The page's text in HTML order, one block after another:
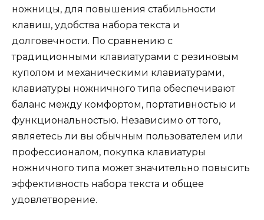
ножницы, для повышения стабильности
клавиш, удобства набора текста и
долговечности. По сравнению с
традиционными клавиатурами с резиновым
куполом и механическими клавиатурами,
клавиатуры ножничного типа обеспечивают
баланс между комфортом, портативностью и
функциональностью. Независимо от того,
являетесь ли вы обычным пользователем или
профессионалом, покупка клавиатуры
ножничного типа может значительно повысить
эффективность набора текста и общее
удовлетворение.